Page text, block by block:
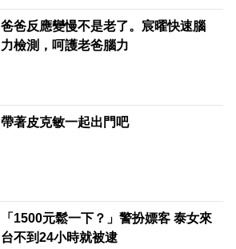
爸爸反應變慢不是老了。宸曜快速腦
力檢測，呵護老爸腦力
帶著皮克敏一起出門吧
「1500元鬆一下？」警扮嫖客 泰女來
台不到24小時就被逮